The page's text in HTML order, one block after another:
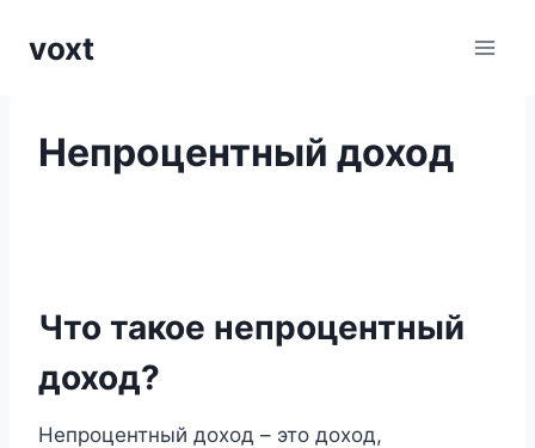
voxt
Непроцентный доход
Что такое непроцентный
доход?
Непроцентный доход – это доход,